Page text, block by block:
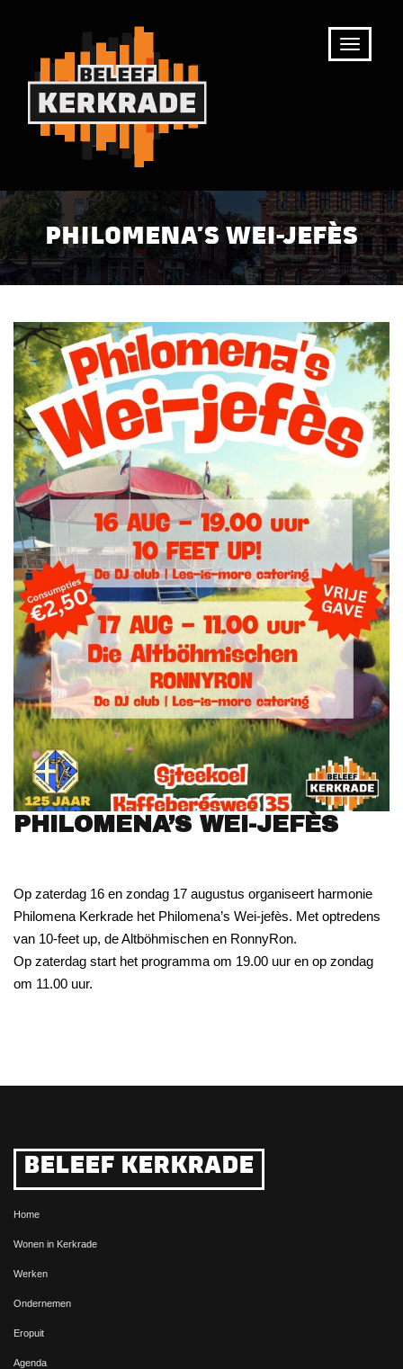
PHILOMENA’S WEI-JEFÈS
PHILOMENA’S WEI-JEFÈS
Op zaterdag 16 en zondag 17 augustus organiseert harmonie
Philomena Kerkrade het Philomena’s Wei-jefès. Met optredens
van 10-feet up, de Altböhmischen en RonnyRon.
Op zaterdag start het programma om 19.00 uur en op zondag
om 11.00 uur.
BELEEF KERKRADE
Home
Wonen in Kerkrade
Werken
Ondernemen
Eropuit
Agenda